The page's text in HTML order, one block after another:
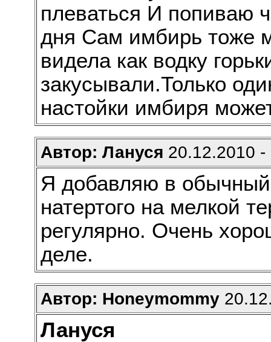
плеваться И попиваю
дня Сам имбирь тоже
видела как водку
закусывали.Только
настойки имбиря
Автор: Лануся 20.12.2010 -
Я добавляю в
натертого на мелкой
регулярно. Очень
деле.
Автор: Нoneymommy
Лануся